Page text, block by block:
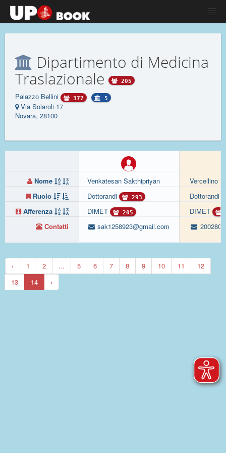
Dipartimento di Medicina
Traslazionale
205
Palazzo Bellini 377 5
Via Solaroli 17
Novara, 28100
Nome
Ruolo
Afferenza
Contatti
Venkatesan Sakthipriyan
Dottorandi
293
DIMET 205
sak1258923@gmail.com
Vercellino
Dottorandi
DIMET
‹ 1 2 ... 5 6 7 8 9 10 11
12
13
14 ›